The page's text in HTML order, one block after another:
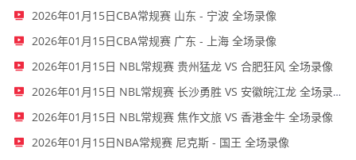
2026年01月15日CBA常规赛 山东 - 宁波 全场录像
2026年01月15日CBA常规赛 广东 - 上海 全场录像
2026年01月15日 NBL常规赛 贵州猛龙 VS 合肥狂风 全场录像
2026年01月15日 NBL常规赛 长沙勇胜 VS 安徽皖江龙 全场录像
2026年01月15日 NBL常规赛 焦作文旅 VS 香港金牛 全场录像
2026年01月15日NBA常规赛 尼克斯 - 国王 全场录像